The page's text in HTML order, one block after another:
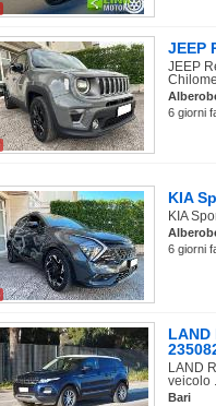
JEEP
JEEP
6 giorni
KIA
KIA
6 giorni
LAND
LAND
veicolo
Bari